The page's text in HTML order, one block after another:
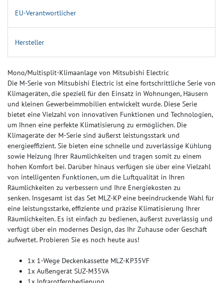
EU-Verantwortlicher
Hersteller
Mono/Multisplit-Klimaanlage von Mitsubishi Electric
Die M-Serie von Mitsubishi Electric ist eine fortschrittliche Serie von
Klimageräten, die speziell für den Einsatz in Wohnungen, Häusern
und kleinen Gewerbeimmobilien entwickelt wurde. Diese Serie
bietet eine Vielzahl von innovativen Funktionen und Technologien,
um Ihnen eine perfekte Klimatisierung zu ermöglichen. Die
Klimageräte der M-Serie sind äußerst leistungsstark und
energieeffizient. Sie bieten eine schnelle und zuverlässige Kühlung
sowie Heizung Ihrer Räumlichkeiten und tragen somit zu einem
hohen Komfort bei. Darüber hinaus verfügen sie über eine Vielzahl
von intelligenten Funktionen, um die Luftqualität in Ihren
Räumlichkeiten zu verbessern und Ihre Energiekosten zu
senken. Insgesamt ist das Set MLZ-KP eine beeindruckende Wahl für
eine leistungsstarke, effiziente und präzise Klimatisierung Ihrer
Räumlichkeiten. Es ist einfach zu bedienen, äußerst zuverlässig und
verfügt über ein modernes Design, das Ihr Zuhause oder Geschäft
aufwertet. Probieren Sie es noch heute aus!
1x 1-Wege Deckenkassette MLZ-KP35VF
1x Außengerät SUZ-M35VA